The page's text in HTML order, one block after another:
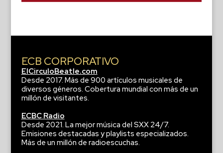
ECB CORPORATIVO
ElCirculoBeatle.com
Desde 2017. Más de 900 artículos musicales de
diversos géneros. Cobertura mundial con más de un
millón de visitantes.
ECBC Radio
Desde 2021. La mejor música del SXX 24/7.
Emisiones destacadas y playlists especializados.
Más de un millón de radioescuchas.